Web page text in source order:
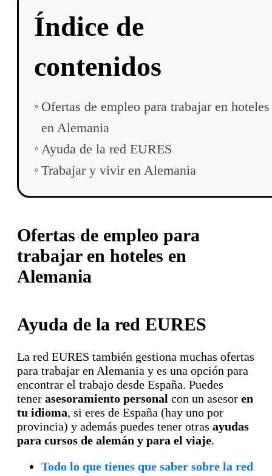
Índice de
contenidos
Ofertas de empleo para trabajar en hoteles
en Alemania
Ayuda de la red EURES
Trabajar y vivir en Alemania
Ofertas de empleo para
trabajar en hoteles en
Alemania
Ayuda de la red EURES
La red EURES también gestiona muchas ofertas
para trabajar en Alemania y es una opción para
encontrar el trabajo desde España. Puedes
tener asesoramiento personal con un asesor en
tu idioma, si eres de España (hay uno por
provincia) y además puedes tener otras ayudas
para cursos de alemán y para el viaje.
Todo lo que tienes que saber sobre la red